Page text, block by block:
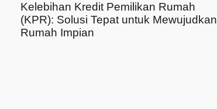
Kelebihan Kredit Pemilikan Rumah
(KPR): Solusi Tepat untuk Mewujudkan
Rumah Impian